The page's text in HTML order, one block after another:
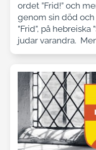
ordet ”Frid!” och
genom sin död
”Frid”, på hebreiska
judar varandra.